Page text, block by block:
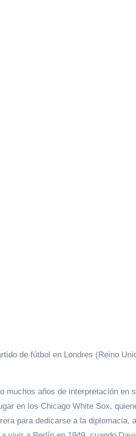
de fútbol en Londres (Reino
muchos años de interpretación en
en los Chicago White Sox,
para dedicarse a la diplomacia,